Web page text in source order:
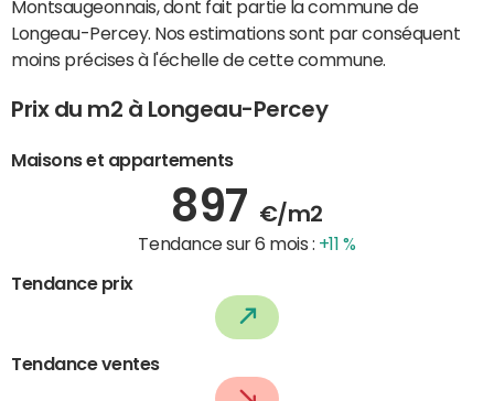
Montsaugeonnais, dont fait partie la commune de
Longeau-Percey. Nos estimations sont par conséquent
moins précises à l'échelle de cette commune.
Prix du m2 à Longeau-Percey
Maisons et appartements
897 €/m2
Tendance sur 6 mois : +11 %
Tendance prix
Tendance ventes